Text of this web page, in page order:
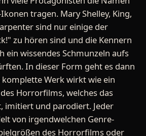
tragen. Mary Shelley, King,
sind nur einige der
zu hören sind und die Kennern
ein wissendes Schmunzeln aufs
In dieser Form geht es dann
Werk wirkt wie ein
Horrorfilms, welches das
imitiert und parodiert. Jeder
von irgendwelchen Genre-
des Horrorfilms oder